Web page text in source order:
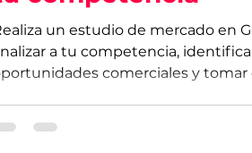
un estudio de mercado en
a tu competencia,
comerciales y tomar